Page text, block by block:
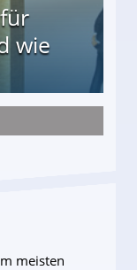
wie
meisten